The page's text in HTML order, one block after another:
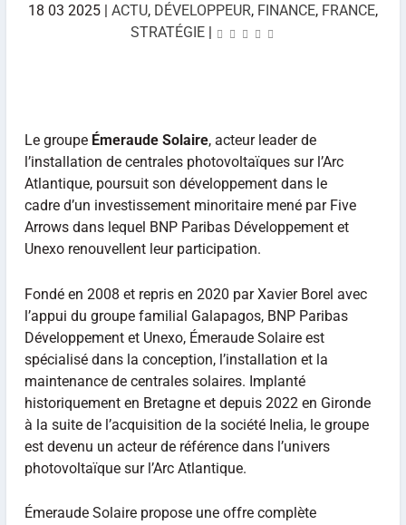
18 03 2025| ACTU, DÉVELOPPEUR, FINANCE, FRANCE,
STRATÉGIE|
Le groupeÉmeraude Solaire, acteur leader de
l’installation de centrales photovoltaïques sur l’Arc
Atlantique, poursuit son développement dans le
cadre d’un investissement minoritaire mené par Five
Arrows dans lequel BNP Paribas Développement et
Unexo renouvellent leur participation.
Fondé en 2008 et repris en 2020 par Xavier Borel avec
l’appui du groupe familial Galapagos, BNP Paribas
Développement et Unexo, Émeraude Solaire est
spécialisé dans la conception, l’installation et la
maintenance de centrales solaires. Implanté
historiquement en Bretagne et depuis 2022 en Gironde
à la suite de l’acquisition de la société Inelia, le groupe
est devenu un acteur de référence dans l’univers
photovoltaïque sur l’Arc Atlantique.
Émeraude Solaire propose une offre complète